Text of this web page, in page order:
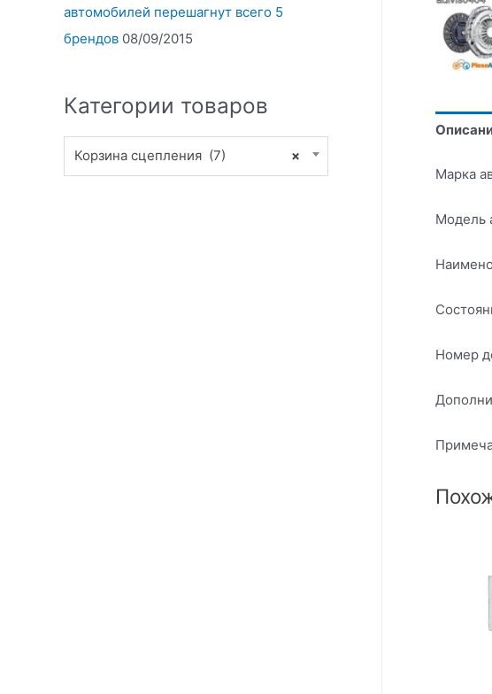
автомобилей перешагнут всего 5
брендов 08/09/2015
Категории товаров
×
Корзина сцепления (7)
Марка
Модель
Номер